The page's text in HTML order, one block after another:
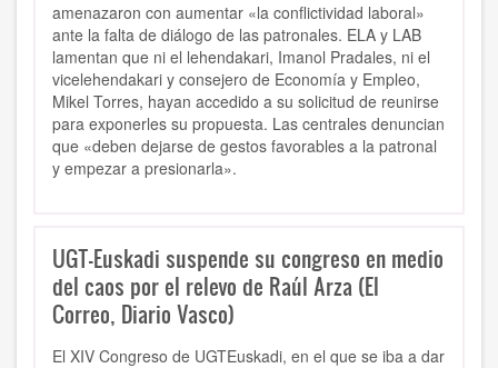
amenazaron con aumentar «la conflictividad laboral»
ante la falta de diálogo de las patronales. ELA y LAB
lamentan que ni el lehendakari, Imanol Pradales, ni el
vicelehendakari y consejero de Economía y Empleo,
Mikel Torres, hayan accedido a su solicitud de reunirse
para exponerles su propuesta. Las centrales denuncian
que «deben dejarse de gestos favorables a la patronal
y empezar a presionarla».
UGT-Euskadi suspende su congreso en medio
del caos por el relevo de Raúl Arza (El
Correo, Diario Vasco)
El XIV Congreso de UGTEuskadi, en el que se iba a dar